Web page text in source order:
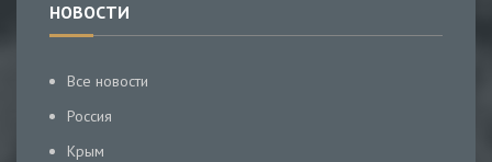
НОВОСТИ
Все новости
Россия
Крым